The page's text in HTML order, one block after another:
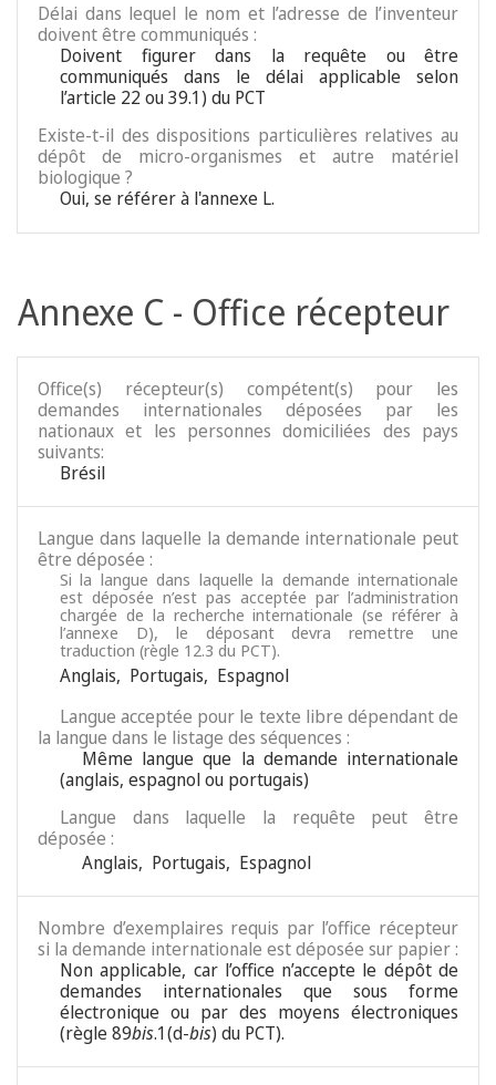
Délai dans lequel le nom et l’adresse de l’inventeur
doivent être communiqués :
Doivent figurer dans la requête ou être
communiqués dans le délai applicable selon
l’article 22 ou 39.1) du PCT
Existe-t-il des dispositions particulières relatives au
dépôt de micro-organismes et autre matériel
biologique ?
Oui, se référer à l'annexe L.
Annexe C - Office récepteur
Office(s) récepteur(s) compétent(s) pour les
demandes internationales déposées par les
nationaux et les personnes domiciliées des pays
suivants:
Brésil
Langue dans laquelle la demande internationale peut
être déposée :
Si la langue dans laquelle la demande internationale
est déposée n’est pas acceptée par l’administration
chargée de la recherche internationale (se référer à
l’annexe D), le déposant devra remettre une
traduction (règle 12.3 du PCT).
Anglais, Portugais, Espagnol
Langue acceptée pour le texte libre dépendant de
la langue dans le listage des séquences :
Même langue que la demande internationale
(anglais, espagnol ou portugais)
Langue dans laquelle la requête peut être
déposée :
Anglais, Portugais, Espagnol
Nombre d’exemplaires requis par l’office récepteur
si la demande internationale est déposée sur papier :
Non applicable, car l’office n’accepte le dépôt de
demandes internationales que sous forme
électronique ou par des moyens électroniques
(règle 89bis.1(d-bis) du PCT).